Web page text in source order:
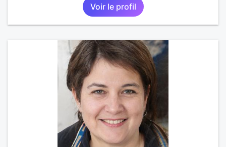
Voir le profil